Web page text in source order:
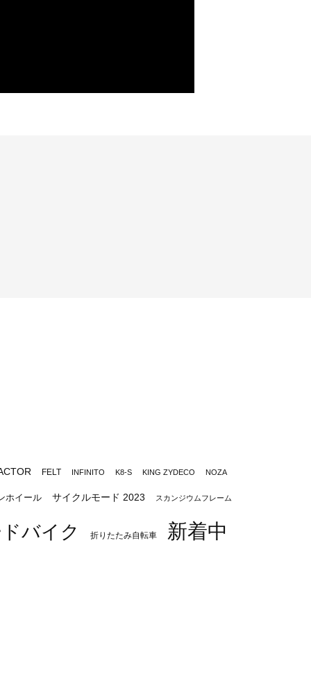
FELT INFINITO K8-S KING ZYDECO NOZA
ホイール サイクルモード 2023 スカンジウムフレーム
バイク 折りたたみ自転車 新着中